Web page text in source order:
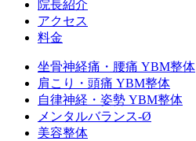
院長紹介
アクセス
料金
坐骨神経痛・腰痛 YBM整体
肩こり・頭痛 YBM整体
自律神経・姿勢 YBM整体
メンタルバランス-Ø
美容整体